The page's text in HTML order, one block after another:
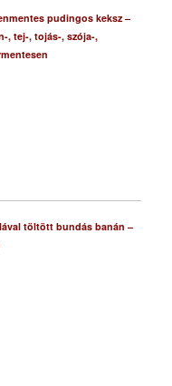
pudingos keksz –
, tej-, tojás-, szója-,
töltött bundás banán –